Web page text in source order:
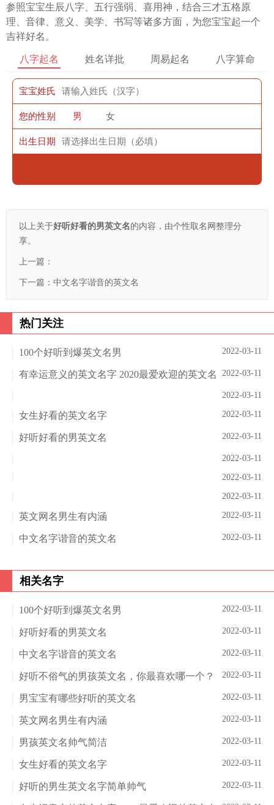
参照宝宝生辰八字、五行强弱、喜用神，结合三才五格原
理、音律、意义、美学、书写等诸多方面，为您宝宝起一个
吉祥好名。
八字起名 姓名详批 周易起名 八字算命
宝宝姓氏
您的性别 男 女
出生日期
以上关于好听好看的男英文名的内容，由个性取名网整理分
享。
上一篇：
下一篇： 中文名字谐音的英文名
热门关注
2022-03-11
100个好听到爆英文名男
2022-03-11
有幸运意义的英文名字 2020最爱欢迎的英文名
2022-03-11
2022-03-11
女生好看的英文名字
2022-03-11
好听好看的男英文名
2022-03-11
2022-03-11
2022-03-11
2022-03-11
英文网名男生有内涵
2022-03-11
中文名字谐音的英文名
相关名字
2022-03-11
100个好听到爆英文名男
2022-03-11
好听好看的男英文名
2022-03-11
中文名字谐音的英文名
2022-03-11
好听不俗气的男孩英文名，你最喜欢哪一个？
2022-03-11
男宝宝有哪些好听的英文名
2022-03-11
英文网名男生有内涵
2022-03-11
男孩英文名帅气简洁
2022-03-11
女生好看的英文名字
2022-03-11
好听的男生英文名字简单帅气